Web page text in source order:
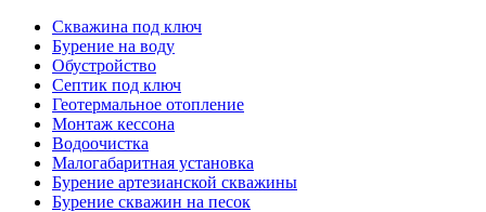
Скважина под ключ
Бурение на воду
Обустройство
Септик под ключ
Геотермальное отопление
Монтаж кессона
Водоочистка
Малогабаритная установка
Бурение артезианской скважины
Бурение скважин на песок